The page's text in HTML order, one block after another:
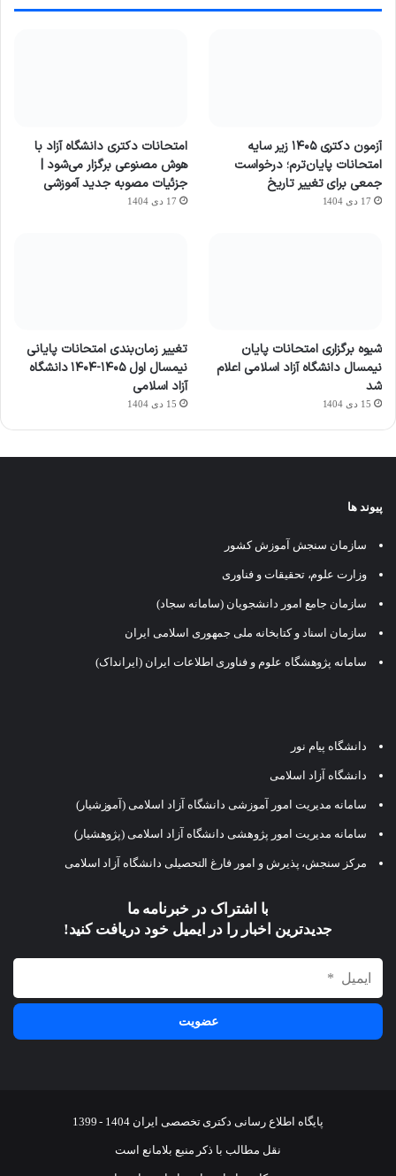
آزمون دکتری ۱۴۰۵ زیر سایه
امتحانات پایان‌ترم؛ درخواست
جمعی برای تغییر تاریخ
17 دی 1404
امتحانات دکتری دانشگاه آزاد با
هوش مصنوعی برگزار می‌شود |
جزئیات مصوبه جدید آموزشی
17 دی 1404
شیوه برگزاری امتحانات پایان
نیمسال دانشگاه آزاد اسلامی اعلام
شد
15 دی 1404
تغییر زمان‌بندی امتحانات پایانی
نیمسال اول ۱۴۰۵-۱۴۰۴ دانشگاه
آزاد اسلامی
15 دی 1404
پیوند ها
سازمان سنجش آموزش کشور
وزارت علوم، تحقیقات و فناوری
سازمان جامع امور دانشجویان (سامانه سجاد)
سازمان اسناد و کتابخانه ملی جمهوری اسلامی ایران
سامانه پژوهشگاه علوم و فناوری اطلاعات ایران (ایرانداک)
دانشگاه پیام نور
دانشگاه آزاد اسلامی
سامانه مدیریت امور آموزشی دانشگاه آزاد اسلامی (آموزشیار)
سامانه مدیریت امور پژوهشی دانشگاه آزاد اسلامی (پژوهشیار)
مرکز سنجش، پذیرش و امور فارغ التحصیلی دانشگاه آزاد اسلامی
با اشتراک در خبرنامه ما
جدیدترین اخبار را در ایمیل خود دریافت کنید!
پایگاه اطلاع رسانی دکتری تخصصی ایران 1404 - 1399
نقل مطالب با ذکر منبع بلامانع است